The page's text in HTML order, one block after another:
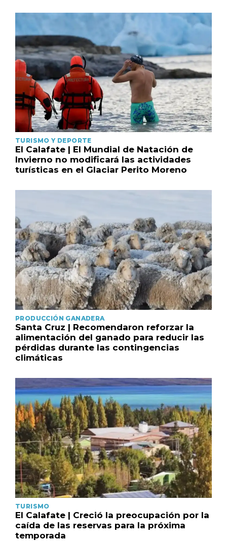
TURISMO Y DEPORTE
El Calafate | El Mundial de Natación de
Invierno no modificará las actividades
turísticas en el Glaciar Perito Moreno
PRODUCCIÓN GANADERA
Santa Cruz | Recomendaron reforzar la
alimentación del ganado para reducir las
pérdidas durante las contingencias
climáticas
TURISMO
El Calafate | Creció la preocupación por la
caída de las reservas para la próxima
temporada